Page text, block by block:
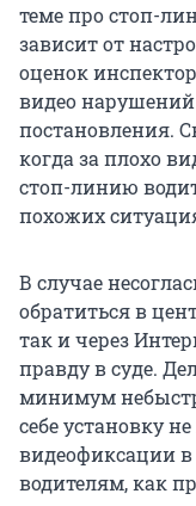
теме про стоп-
зависит от
оценок
видео
постановления.
когда за плохо
стоп-линию
похожих
В случае
обратиться в
так и через
правду в суде.
минимум
себе установку
видеофиксации
водителям, как